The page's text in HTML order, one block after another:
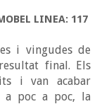
LINEA: 117
i vingudes de
final. Els
i van acabar
poc a poc, la